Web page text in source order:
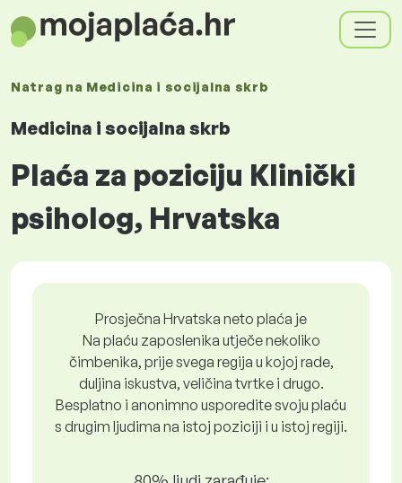
Natrag na Medicina i socijalna skrb
Medicina i socijalna skrb
Plaća za poziciju Klinički
psiholog, Hrvatska
Prosječna Hrvatska neto plaća je
Na plaću zaposlenika utječe nekoliko
čimbenika, prije svega regija u kojoj rade,
duljina iskustva, veličina tvrtke i drugo.
Besplatno i anonimno usporedite svoju plaću
s drugim ljudima na istoj poziciji i u istoj regiji.